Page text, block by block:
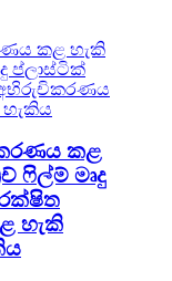
කළ
ෆිල්ම් මෘදු
හැකි